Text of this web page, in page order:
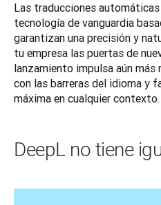
Las traducciones
tecnología de vanguardia
garantizan una precisión y
tu empresa las puertas de
lanzamiento impulsa aún más
con las barreras del idioma y
máxima en cualquier contexto.
DeepL no tiene